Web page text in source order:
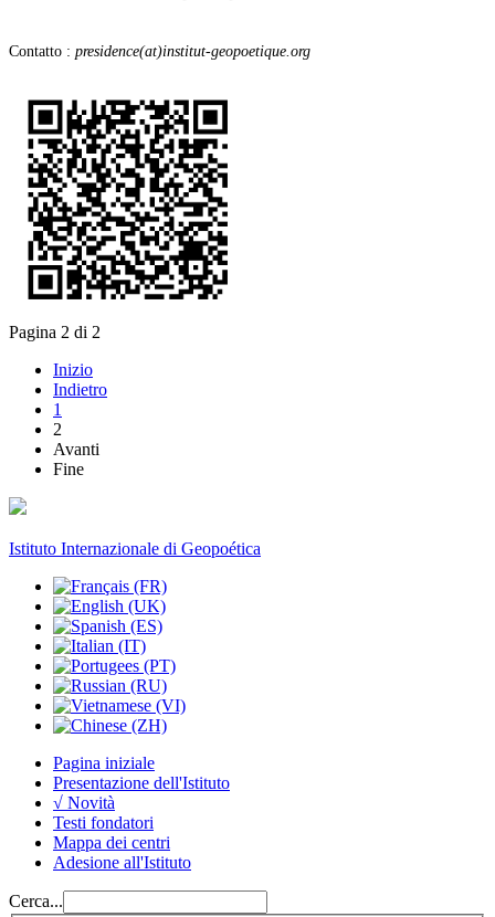
Contatto : presidence(at)institut-geopoetique.org
Pagina 2 di 2
Inizio
Indietro
1
2
Avanti
Fine
Istituto Internazionale di Geopoética
Pagina iniziale
Presentazione dell'Istituto
√ Novità
Testi fondatori
Mappa dei centri
Adesione all'Istituto
Cerca...